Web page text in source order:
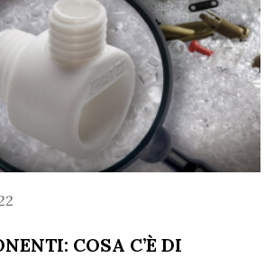
COSA C’È DI